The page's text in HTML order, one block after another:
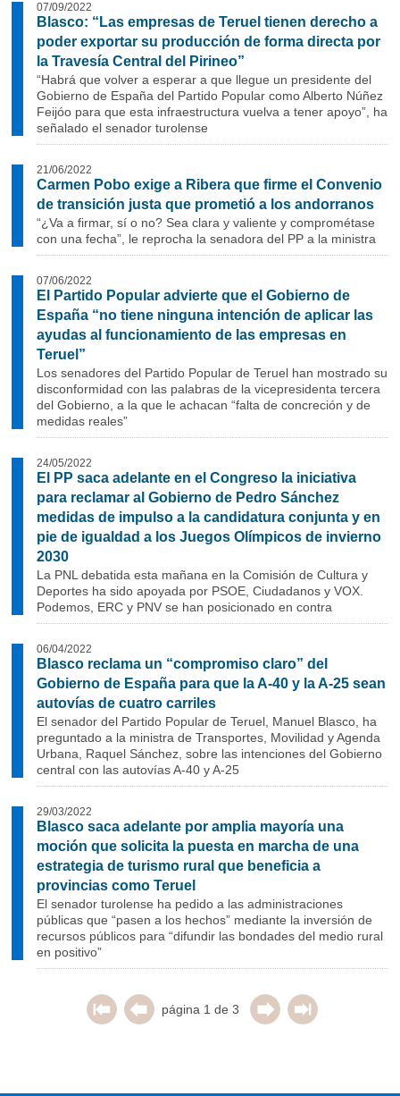
07/09/2022
Blasco: “Las empresas de Teruel tienen derecho a
poder exportar su producción de forma directa por
la Travesía Central del Pirineo”
“Habrá que volver a esperar a que llegue un presidente del
Gobierno de España del Partido Popular como Alberto Núñez
Feijóo para que esta infraestructura vuelva a tener apoyo”, ha
señalado el senador turolense
21/06/2022
Carmen Pobo exige a Ribera que firme el Convenio
de transición justa que prometió a los andorranos
“¿Va a firmar, sí o no? Sea clara y valiente y comprométase
con una fecha”, le reprocha la senadora del PP a la ministra
07/06/2022
El Partido Popular advierte que el Gobierno de
España “no tiene ninguna intención de aplicar las
ayudas al funcionamiento de las empresas en
Teruel”
Los senadores del Partido Popular de Teruel han mostrado su
disconformidad con las palabras de la vicepresidenta tercera
del Gobierno, a la que le achacan “falta de concreción y de
medidas reales”
24/05/2022
El PP saca adelante en el Congreso la iniciativa
para reclamar al Gobierno de Pedro Sánchez
medidas de impulso a la candidatura conjunta y en
pie de igualdad a los Juegos Olímpicos de invierno
2030
La PNL debatida esta mañana en la Comisión de Cultura y
Deportes ha sido apoyada por PSOE, Ciudadanos y VOX.
Podemos, ERC y PNV se han posicionado en contra
06/04/2022
Blasco reclama un “compromiso claro” del
Gobierno de España para que la A-40 y la A-25 sean
autovías de cuatro carriles
El senador del Partido Popular de Teruel, Manuel Blasco, ha
preguntado a la ministra de Transportes, Movilidad y Agenda
Urbana, Raquel Sánchez, sobre las intenciones del Gobierno
central con las autovías A-40 y A-25
29/03/2022
Blasco saca adelante por amplia mayoría una
moción que solicita la puesta en marcha de una
estrategia de turismo rural que beneficia a
provincias como Teruel
El senador turolense ha pedido a las administraciones
públicas que “pasen a los hechos” mediante la inversión de
recursos públicos para “difundir las bondades del medio rural
en positivo”
página 1 de 3